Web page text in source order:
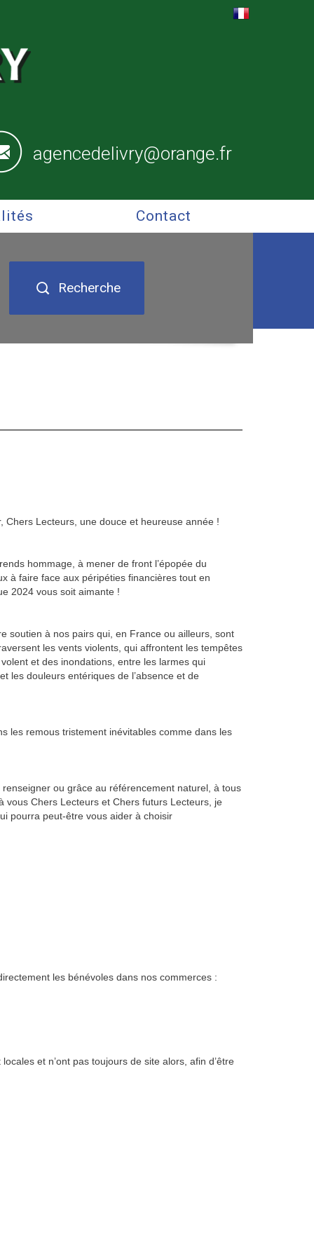
agencedelivry@orange.fr
Contact
Recherche
Chers Lecteurs, une douce et heureuse année !
hommage, à mener de front l’épopée du
à faire face aux péripéties financières tout en
2024 vous soit aimante !
soutien à nos pairs qui, en France ou ailleurs, sont
les vents violents, qui affrontent les tempêtes
et des inondations, entre les larmes qui
les douleurs entériques de l’absence et de
les remous tristement inévitables comme dans les
ou grâce au référencement naturel, à tous
vous Chers Lecteurs et Chers futurs Lecteurs, je
pourra peut-être vous aider à choisir
les bénévoles dans nos commerces :
et n’ont pas toujours de site alors, afin d’être